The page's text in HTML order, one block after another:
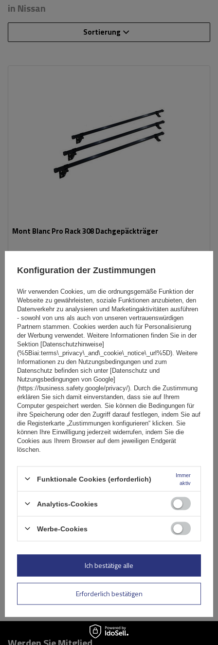
in Nissan
Sortierung
Mont Blanc Pro Rack 308 Dachgepäckträger
174,99 €inkl. MwSt
In den
Warenkorb
AUSVERKAUFT
59,99 €inkl. MwSt
Produkt anzeigen
Konfiguration der Zustimmungen
Wir verwenden Cookies, um die ordnungsgemäße Funktion der
Webseite zu gewährleisten, soziale Funktionen anzubieten, den
Datenverkehr zu analysieren und Marketingaktivitäten ausführen
- sowohl von uns als auch von unseren vertrauenswürdigen
Partnern stammen. Cookies werden auch für Personalisierung
der Werbung verwendet. Weitere Informationen finden Sie in der
Sektion [Datenschutzhinweise]
(%5Biai:terms\_privacy\_and\_cookie\_notice\_url%5D). Weitere
Informationen zu den Nutzungsbedingungen und zum
Datenschutz befinden sich unter [Datenschutz und
Nutzungsbedingungen von Google]
(https://business.safety.google/privacy/). Durch die Zustimmung
erklären Sie sich damit einverstanden, dass sie auf Ihrem
Computer gespeichert werden. Sie können die Bedingungen für
ihre Speicherung oder den Zugriff darauf festlegen, indem Sie auf
die Registerkarte „Zustimmungen konfigurieren“ klicken. Sie
können Ihre Einwilligung jederzeit widerrufen, indem Sie die
Cookies aus Ihrem Browser auf dem jeweiligen Endgerät
löschen.
Funktionale Cookies (erforderlich)
Immer
aktiv
Analytics-Cookies
Werbe-Cookies
Erforderlich bestätigen
Ich bestätige alle